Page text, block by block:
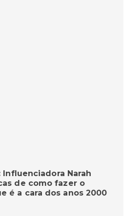
Influenciadora Narah
de como fazer o
é a cara dos anos 2000